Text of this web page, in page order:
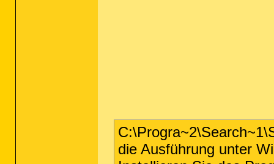
die Ausführung unter